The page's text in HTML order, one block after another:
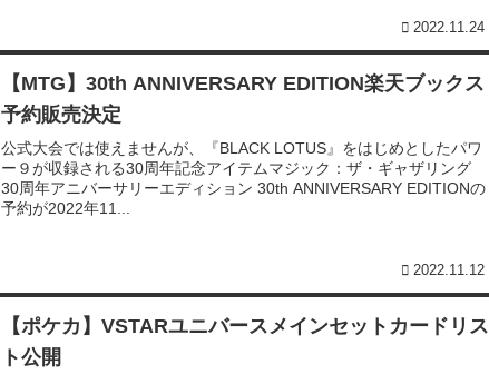
2022.11.24
【MTG】30th ANNIVERSARY EDITION楽天ブックス
予約販売決定
公式大会では使えませんが、『BLACK LOTUS』をはじめとしたパワ
ー９が収録される30周年記念アイテムマジック：ザ・ギャザリング
30周年アニバーサリーエディション 30th ANNIVERSARY EDITIONの
予約が2022年11...
2022.11.12
【ポケカ】VSTARユニバースメインセットカードリス
ト公開